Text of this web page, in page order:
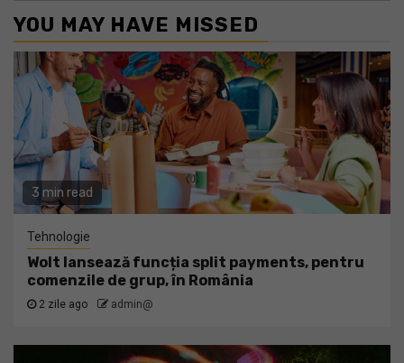
YOU MAY HAVE MISSED
3 min read
Tehnologie
Wolt lansează funcția split payments, pentru
comenzile de grup, în România
2 zile ago admin@